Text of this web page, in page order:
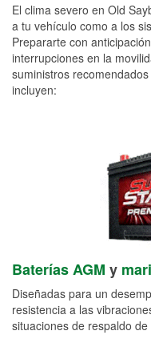
El clima severo en Old
a tu vehículo como a los
Prepararte con
interrupciones en la
suministros
incluyen:
Baterías AGM y
Diseñadas para un
resistencia a las
situaciones de respaldo